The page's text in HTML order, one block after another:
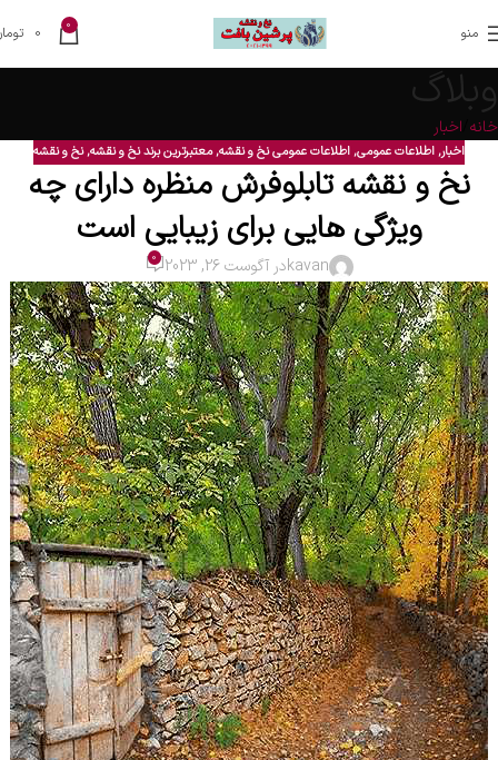
منو 0
0
وبلاگ
خانه اخبار
اخبار,اطلاعات عمومی,اطلاعات عمومی نخ و نقشه,معتبرترین برند نخ و نقشه,نخ و نقشه
نخ و نقشه تابلوفرش منظره دارای چه
ویژگی هایی برای زیبایی است
kavanدر آگوست 26, 2023 0